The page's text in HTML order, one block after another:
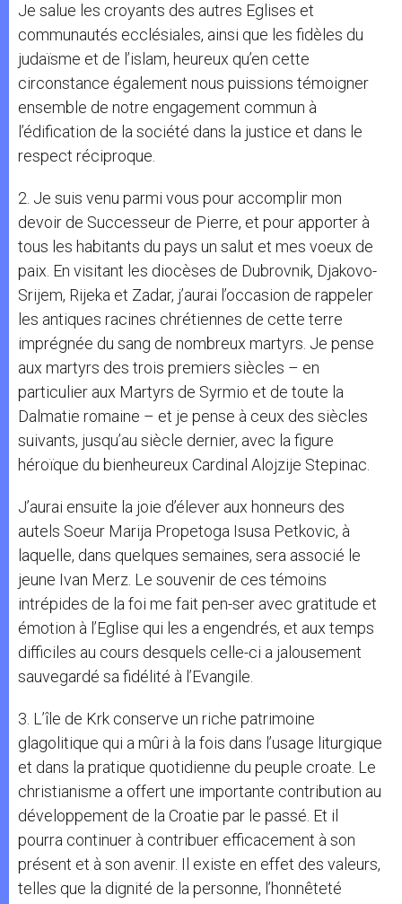
Je salue les croyants des autres Eglises et
communautés ecclésiales, ainsi que les fidèles du
judaïsme et de l’islam, heureux qu’en cette
circonstance également nous puissions témoigner
ensemble de notre engagement commun à
l’édification de la société dans la justice et dans le
respect réciproque.
2. Je suis venu parmi vous pour accomplir mon
devoir de Successeur de Pierre, et pour apporter à
tous les habitants du pays un salut et mes voeux de
paix. En visitant les diocèses de Dubrovnik, Djakovo-
Srijem, Rijeka et Zadar, j’aurai l’occasion de rappeler
les antiques racines chrétiennes de cette terre
imprégnée du sang de nombreux martyrs. Je pense
aux martyrs des trois premiers siècles – en
particulier aux Martyrs de Syrmio et de toute la
Dalmatie romaine – et je pense à ceux des siècles
suivants, jusqu’au siècle dernier, avec la figure
héroïque du bienheureux Cardinal Alojzije Stepinac.
J’aurai ensuite la joie d’élever aux honneurs des
autels Soeur Marija Propetoga Isusa Petkovic, à
laquelle, dans quelques semaines, sera associé le
jeune Ivan Merz. Le souvenir de ces témoins
intrépides de la foi me fait pen-ser avec gratitude et
émotion à l’Eglise qui les a engendrés, et aux temps
difficiles au cours desquels celle-ci a jalousement
sauvegardé sa fidélité à l’Evangile.
3. L’île de Krk conserve un riche patrimoine
glagolitique qui a mûri à la fois dans l’usage liturgique
et dans la pratique quotidienne du peuple croate. Le
christianisme a offert une importante contribution au
développement de la Croatie par le passé. Et il
pourra continuer à contribuer efficacement à son
présent et à son avenir. Il existe en effet des valeurs,
telles que la dignité de la personne, l’honnêteté